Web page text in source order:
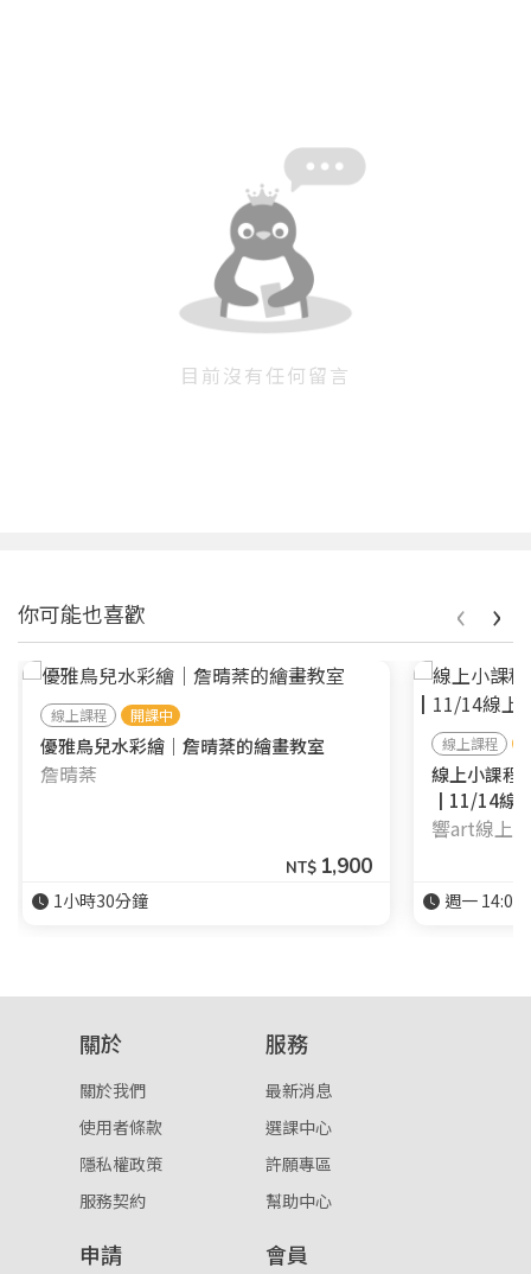
按下註冊即代表你同意我們的 使用者條款
策 。
目前沒有任何留言
你可能也喜歡
線上課程 開課中
優雅鳥兒水彩繪｜詹晴棻的繪畫教室
詹晴棻
NT$ 1,900
1小時30分鐘
線上課程
線上小課程
┃11/14線
響art線上
週一
‹ ›
關於
關於我們
使用者條款
隱私權政策
服務契約
服務
最新消息
選課中心
許願專區
幫助中心
申請 會員